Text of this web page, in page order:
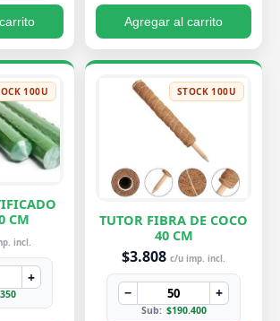
Agregar al carrito
100U
CM
incl.
+
STOCK 100U
TUTOR FIBRA DE COCO
40 CM
$3.808 c/u imp. incl.
− +
Sub: $190.400